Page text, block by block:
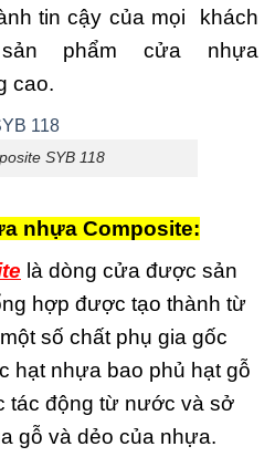
tin cậy của mọi khách
phẩm cửa nhựa
cao.
SYB 118
nhựa Composite:
là dòng cửa được sản
hợp được tạo thành từ
số chất phụ gia gốc
hạt nhựa bao phủ hạt gỗ
tác động từ nước và sở
gỗ và dẻo của nhựa.